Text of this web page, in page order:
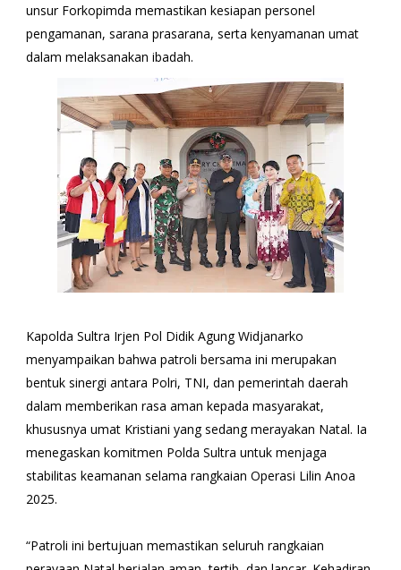
unsur Forkopimda memastikan kesiapan personel
pengamanan, sarana prasarana, serta kenyamanan umat
dalam melaksanakan ibadah.
Kapolda Sultra Irjen Pol Didik Agung Widjanarko
menyampaikan bahwa patroli bersama ini merupakan
bentuk sinergi antara Polri, TNI, dan pemerintah daerah
dalam memberikan rasa aman kepada masyarakat,
khususnya umat Kristiani yang sedang merayakan Natal. Ia
menegaskan komitmen Polda Sultra untuk menjaga
stabilitas keamanan selama rangkaian Operasi Lilin Anoa
2025.
“Patroli ini bertujuan memastikan seluruh rangkaian